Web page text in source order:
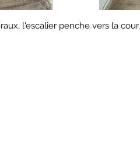
l'escalier penche vers la cour.